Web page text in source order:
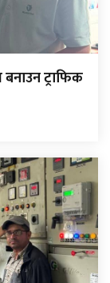
ट्राफिक